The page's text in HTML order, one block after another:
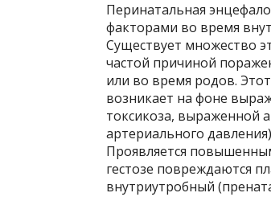
Перинатальная
факторами во время
Существует множество
частой причиной
или во время родов.
возникает на фоне
токсикоза, выраженной
артериального
Проявляется
гестозе повреждаются
внутриутробный